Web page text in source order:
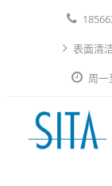
表面清
周一